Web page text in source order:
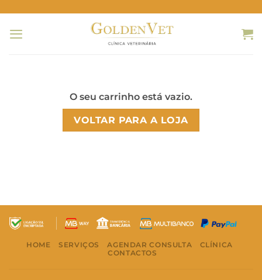
content
O seu carrinho está vazio.
VOLTAR PARA A LOJA
HOME SERVIÇOS AGENDAR CONSULTA
CLÍNICA
CONTACTOS